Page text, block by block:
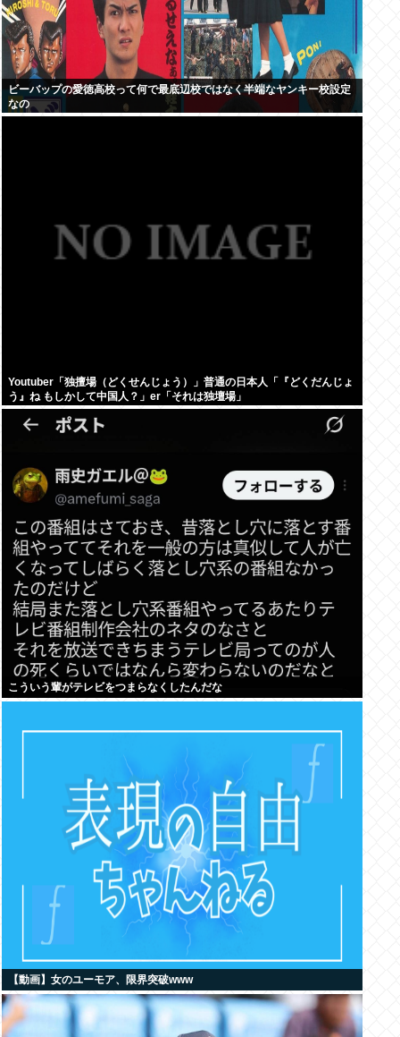
ビーバップの愛徳高校って何で最底辺校ではなく半端なヤンキー校設定
なの
Youtuber「独擅場（どくせんじょう）」普通の日本人「『どくだんじょ
う』ね もしかして中国人？」er「それは独壇場」
こういう輩がテレビをつまらなくしたんだな
【動画】女のユーモア、限界突破www